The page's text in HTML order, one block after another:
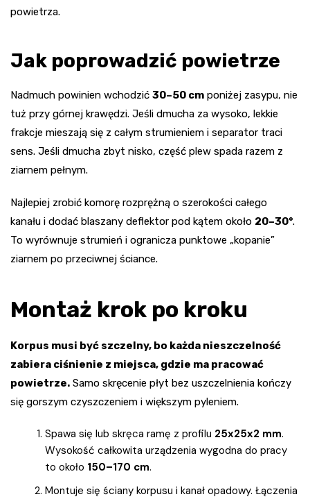
powietrza.
Jak poprowadzić powietrze
Nadmuch powinien wchodzić 30–50 cm poniżej zasypu, nie
tuż przy górnej krawędzi. Jeśli dmucha za wysoko, lekkie
frakcje mieszają się z całym strumieniem i separator traci
sens. Jeśli dmucha zbyt nisko, część plew spada razem z
ziarnem pełnym.
Najlepiej zrobić komorę rozprężną o szerokości całego
kanału i dodać blaszany deflektor pod kątem około 20–30°.
To wyrównuje strumień i ogranicza punktowe „kopanie”
ziarnem po przeciwnej ściance.
Montaż krok po kroku
Korpus musi być szczelny, bo każda nieszczelność
zabiera ciśnienie z miejsca, gdzie ma pracować
powietrze. Samo skręcenie płyt bez uszczelnienia kończy
się gorszym czyszczeniem i większym pyleniem.
Spawa się lub skręca ramę z profilu 25x25x2 mm.
Wysokość całkowita urządzenia wygodna do pracy
to około 150–170 cm.
Montuje się ściany korpusu i kanał opadowy. Łączenia